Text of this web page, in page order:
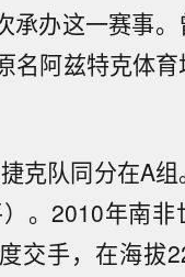
办这一赛事
名阿兹特克体
克队同分在A
。2010年南非
交手，在海拔